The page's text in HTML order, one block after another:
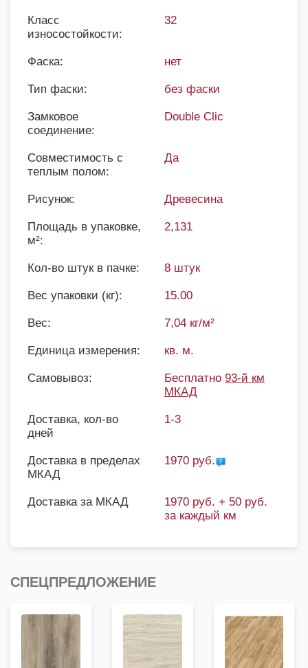
Класс
износостойкости:
32
Фаска: нет
Тип фаски: без фаски
Замковое
соединение:
Double Clic
Совместимость с
теплым полом:
Да
Рисунок: Древесина
Площадь в упаковке,
м²:
2,131
Кол-во штук в пачке: 8 штук
Вес упаковки (кг): 15.00
Вес: 7,04 кг/м²
Единица измерения: кв. м.
Самовывоз: Бесплатно 93-й км
МКАД
Доставка, кол-во
дней
1-3
Доставка в пределах
МКАД
1970 руб.
Доставка за МКАД
1970 руб. + 50 руб.
за каждый км
СПЕЦПРЕДЛОЖЕНИЕ